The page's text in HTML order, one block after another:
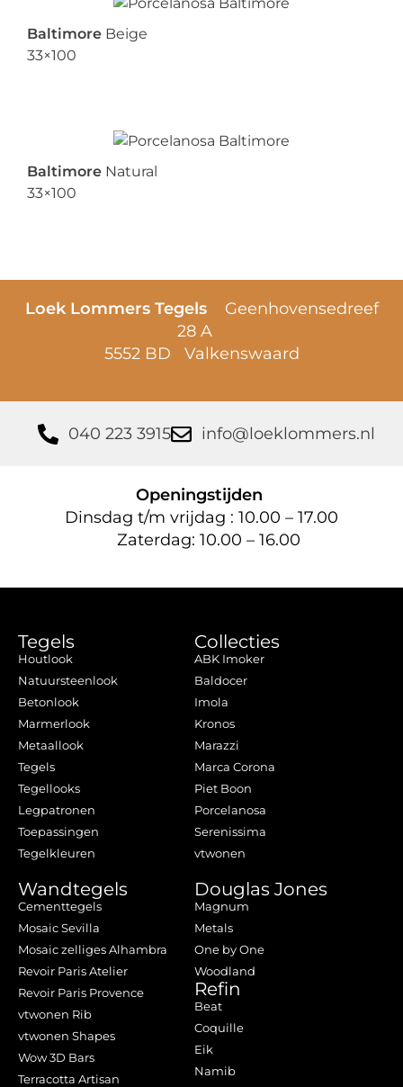
Baltimore Beige
33×100
Baltimore Natural
33×100
Loek Lommers Tegels Geenhovensedreef
28 A
5552 BD Valkenswaard
040 223 3915 info@loeklommers.nl
Openingstijden
Dinsdag t/m vrijdag : 10.00 – 17.00
Zaterdag: 10.00 – 16.00
Tegels
Houtlook
Natuursteenlook
Betonlook
Marmerlook
Metaallook
Tegels
Tegellooks
Legpatronen
Toepassingen
Tegelkleuren
Collecties
ABK Imoker
Baldocer
Imola
Kronos
Marazzi
Marca Corona
Piet Boon
Porcelanosa
Serenissima
vtwonen
Wandtegels
Cementtegels
Mosaic Sevilla
Mosaic zelliges Alhambra
Revoir Paris Atelier
Revoir Paris Provence
vtwonen Rib
vtwonen Shapes
Wow 3D Bars
Terracotta Artisan
Douglas Jones
Magnum
Metals
One by One
Woodland
Refin
Beat
Coquille
Eik
Namib